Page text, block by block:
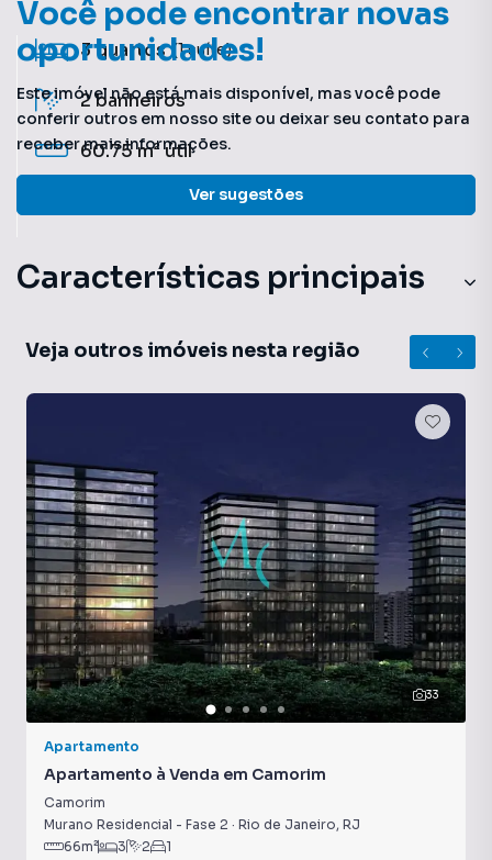
Você pode encontrar novas
oportunidades!
Este imóvel não está mais disponível, mas você pode
conferir outros em nosso site ou deixar seu contato para
receber mais informações.
Ver sugestões
3quartos (1 suíte)
2banheiros
60.75 m²útil
Características principais
Veja outros imóveis nesta região
33
Apartamento
Apartamento à Venda em Camorim
Camorim
Murano Residencial - Fase 2 · Rio de Janeiro, RJ
66m² 3 2 1